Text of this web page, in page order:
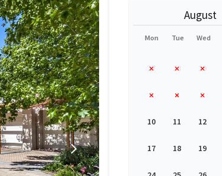
Mon Tue Wed
27 28 29
3 4 5
10 11 12
17 18 19